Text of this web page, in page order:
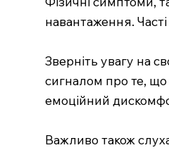
навантаження.
Зверніть увагу на
сигналом про те, що
емоційний
Важливо також